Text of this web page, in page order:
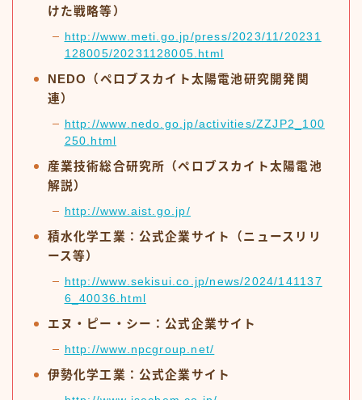
けた戦略等）
http://www.meti.go.jp/press/2023/11/20231
128005/20231128005.html
NEDO（ペロブスカイト太陽電池研究開発関
連）
http://www.nedo.go.jp/activities/ZZJP2_100
250.html
産業技術総合研究所（ペロブスカイト太陽電池
解説）
http://www.aist.go.jp/
積水化学工業：公式企業サイト（ニュースリリ
ース等）
http://www.sekisui.co.jp/news/2024/141137
6_40036.html
エヌ・ピー・シー：公式企業サイト
http://www.npcgroup.net/
伊勢化学工業：公式企業サイト